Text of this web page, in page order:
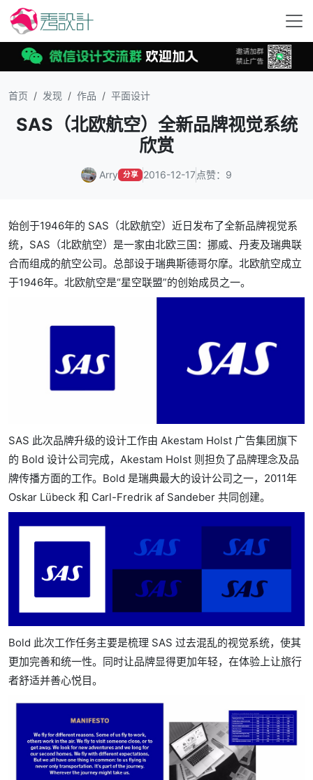
首页 发现 作品 平面设计
SAS（北欧航空）全新品牌视觉系统
欣赏
Arry 分享 2016-12-17点赞：9
始创于1946年的 SAS（北欧航空）近日发布了全新品牌视觉系
统，SAS（北欧航空）是一家由北欧三国：挪威、丹麦及瑞典联
合而组成的航空公司。总部设于瑞典斯德哥尔摩。北欧航空成立
于1946年。北欧航空是“星空联盟”的创始成员之一。
SAS 此次品牌升级的设计工作由 Akestam Holst 广告集团旗下
的 Bold 设计公司完成，Akestam Holst 则担负了品牌理念及品
牌传播方面的工作。Bold 是瑞典最大的设计公司之一，2011年
Oskar Lübeck 和 Carl-Fredrik af Sandeber 共同创建。
Bold 此次工作任务主要是梳理 SAS 过去混乱的视觉系统，使其
更加完善和统一性。同时让品牌显得更加年轻，在体验上让旅行
者舒适并善心悦目。